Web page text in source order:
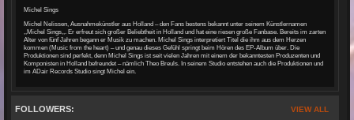
Michel Sings
Michel Nelissen, Ausnahmekünstler aus Holland – den Fans bestens bekannt unter seinem Künstlernamen
,,Michel Sings,,. Er erfreut sich großer Beliebtheit in Holland und hat eine riesen große Fanbase. Bereits im zarten
Alter von fünf Jahren begann er Musik zu machen. Michel Sings interpretiert Titel die ihm aus dem Herzen
kommen (Music from the heart) – und genau dieses Gefühl springt beim Hören des EP-Album über. Die
Produktionen sind perfekt, denn Michel Sings ist seit vielen Jahren mit einem der bekanntesten Produzenten und
Komponisten in Holland befreundet – nämlich Theo Breuls. In seinem Studio entstehen auch die Produktionen und
im ADair Records Studio singt Michel ein.
VIEW ALL
FOLLOWERS: